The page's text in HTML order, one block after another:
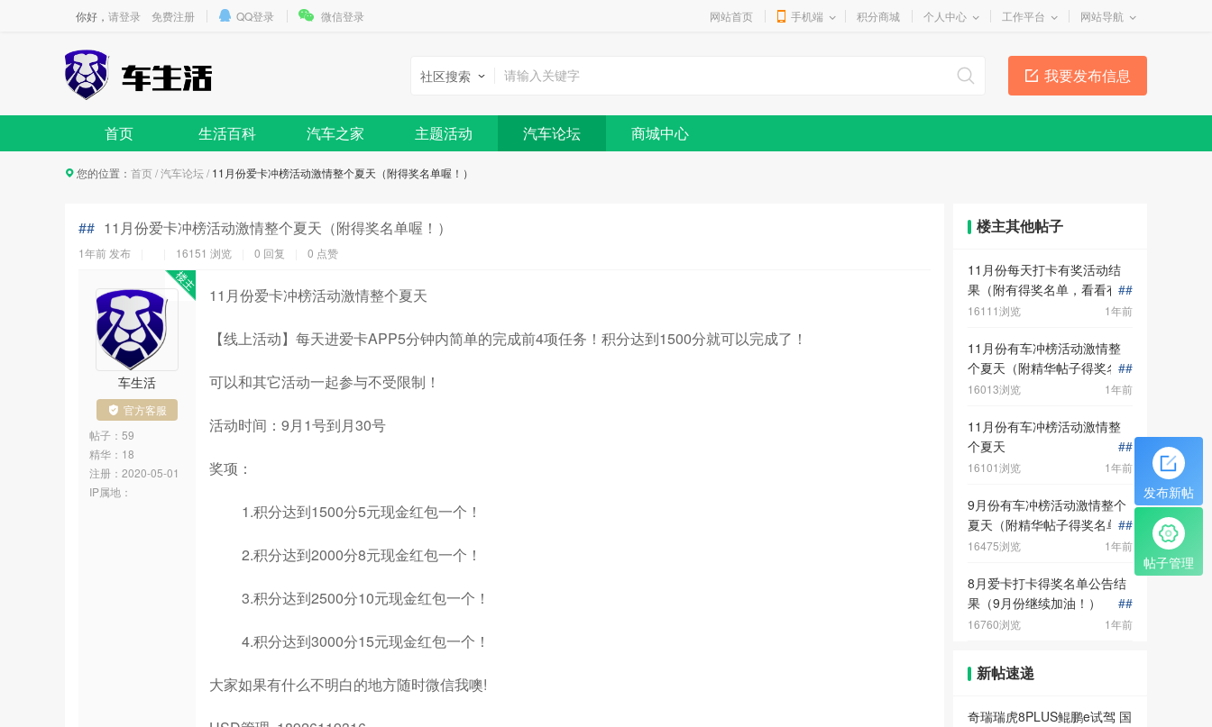
你好， 请登录 免费注册 QQ登录 微信登录 网站首页 手机端 积分商城 个人中心 工作平台 网站导航
我要发布信息
社区搜索
首页 生活百科 汽车之家 主题活动 汽车论坛 商城中心
您的位置： 首页/汽车论坛/ 11月份爱卡冲榜活动激情整个夏天（附得奖名单喔！）
## 11月份爱卡冲榜活动激情整个夏天（附得奖名单喔！）
1年前 发布 16151 浏览 0 回复 0 点赞
车生活
官方客服
帖子：59
精华：18
注册： 2020-05-01
IP属地：
11月份爱卡冲榜活动激情整个夏天
【线上活动】每天进爱卡APP5分钟内简单的完成前4项任务！积分达到1500分就可以完成了！
可以和其它活动一起参与不受限制！
活动时间：9月1号到月30号
奖项：
1.积分达到1500分5元现金红包一个！
2.积分达到2000分8元现金红包一个！
3.积分达到2500分10元现金红包一个！
4.积分达到3000分15元现金红包一个！
大家如果有什么不明白的地方随时微信我噢!
楼主其他帖子
11月份每天打卡有奖活动结
果（附有得奖名单，看看有没
有你了！
##
1年前
16111浏览
11月份有车冲榜活动激情整
个夏天（附精华帖子得奖名单
噢！）
##
1年前
16013浏览
11月份有车冲榜活动激情整
个夏天
##
1年前
16101浏览
9月份有车冲榜活动激情整个
夏天（附精华帖子得奖名单
噢！）
##
1年前
16475浏览
8月爱卡打卡得奖名单公告结
果（9月份继续加油！）
##
1年前
16760浏览
新帖速递
奇瑞瑞虎8PLUS鲲鹏e试驾 国
发布新帖
帖子管理